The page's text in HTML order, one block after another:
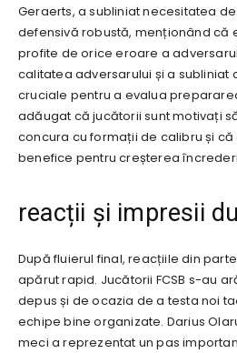
Geraerts, a subliniat necesitatea
defensivă robustă, menționând că
profite de orice eroare a
calitatea adversarului și a subliniat
cruciale pentru a evalua
adăugat că jucătorii sunt motivați
concura cu formații de calibru și
benefice pentru creșterea
reacții și impresii
După fluierul final, reacțiile din
apărut rapid. Jucătorii FCSB s-au
depus și de ocazia de a testa noi
echipe bine organizate. Darius
meci a reprezentat un pas